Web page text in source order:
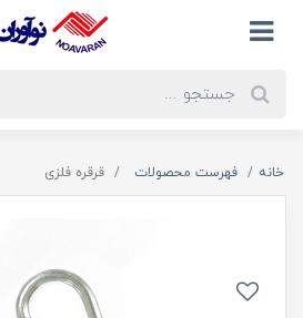
خانه فهرست محصولات قرقره فلزی